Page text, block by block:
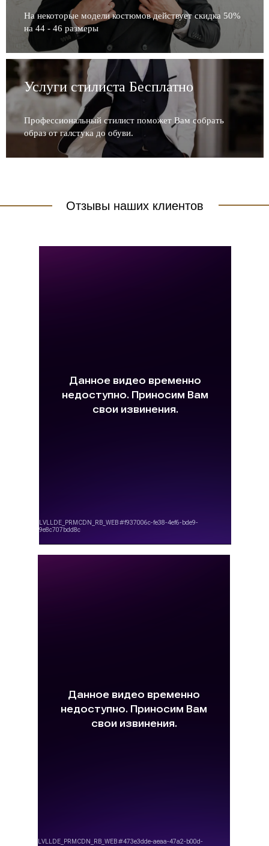
На некоторые модели костюмов действует скидка 50%
на 44 - 46 размеры
Услуги стилиста Бесплатно
Профессиональный стилист поможет Вам собрать
образ от галстука до обуви.
Отзывы наших клиентов